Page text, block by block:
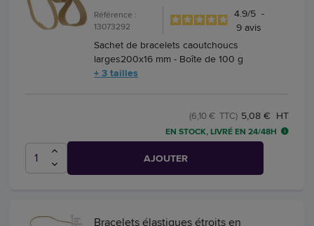
Référence :
13073292
4.9/5 -
9 avis
Sachet de bracelets caoutchoucs
larges200x16 mm - Boîte de 100 g
+ 3 tailles
5,08 € HT
(6,10 € TTC)
EN STOCK, LIVRÉ EN 24/48H
AJOUTER
Bracelets élastiques étroits en